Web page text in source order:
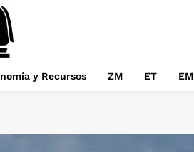
y Recursos ZM ET EM